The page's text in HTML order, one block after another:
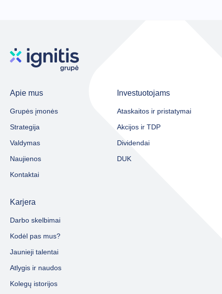
Apie mus
Grupės įmonės
Strategija
Valdymas
Naujienos
Kontaktai
Investuotojams
Ataskaitos ir pristatymai
Akcijos ir TDP
Dividendai
DUK
Karjera
Darbo skelbimai
Kodėl pas mus?
Jaunieji talentai
Atlygis ir naudos
Kolegų istorijos